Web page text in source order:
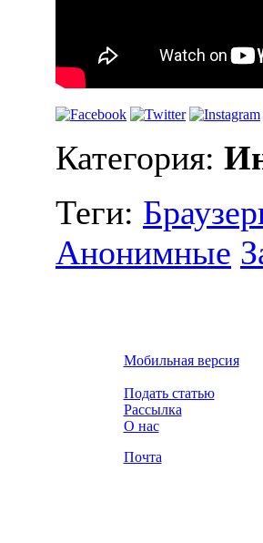
Категория:
Теги:
Анонимные
Мобильная версия
Подать статью
Рассылка
О нас
Почта